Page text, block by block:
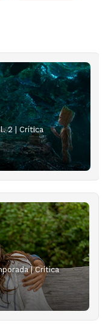
2 | Crítica
| Crítica